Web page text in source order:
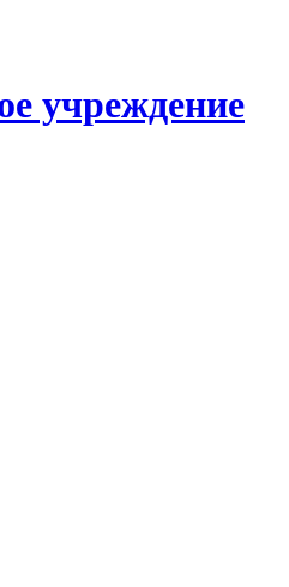
учреждение